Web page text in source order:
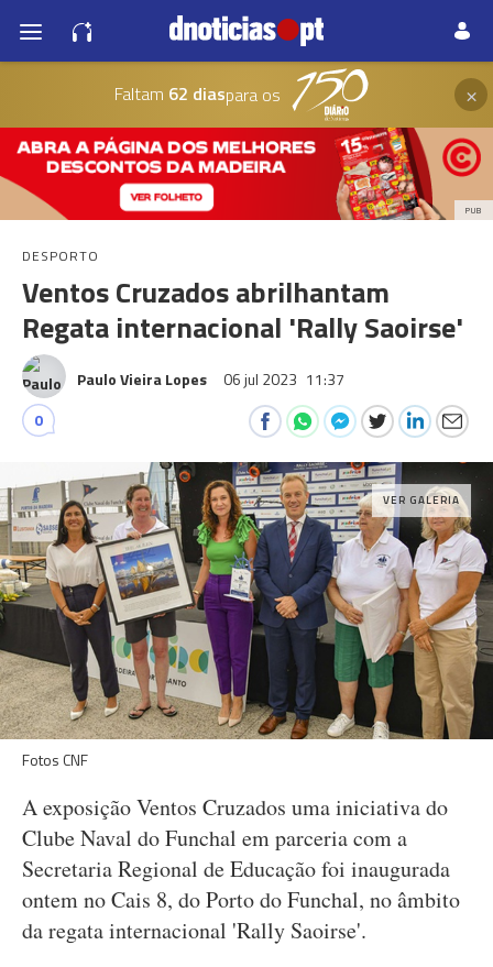
Faltam 62 diaspara os ×
PUB
DESPORTO
Ventos Cruzados abrilhantam
Regata internacional 'Rally Saoirse'
Paulo Vieira Lopes 06 jul 2023 11:37
0
VER GALERIA
Fotos CNF
A exposição Ventos Cruzados uma iniciativa do
Clube Naval do Funchal em parceria com a
Secretaria Regional de Educação foi inaugurada
ontem no Cais 8, do Porto do Funchal, no âmbito
da regata internacional 'Rally Saoirse'.